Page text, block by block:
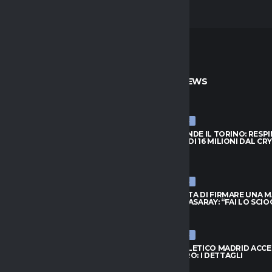
ULTIME NEWS
ULTIME NEWS
NJIE SI PRENDE IL TORINO:
L’OFFERTA DI 16 MILIONI DAL
ULTIME NEWS
LEAO RIFIUTA DI FIRMARE UNA
DEL GALATASARAY: “FAI LO
ULTIME NEWS
INTER, L’ATLETICO MADRID
PER ROMERO: I DETTAGLI